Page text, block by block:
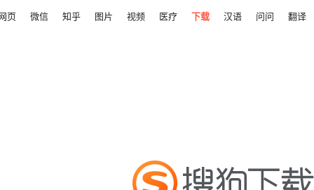
页 微信 知乎 图片 视频 医疗 下载 汉语 问问 翻译